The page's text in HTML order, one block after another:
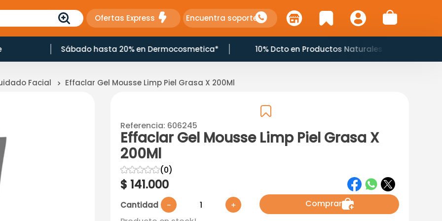
Ofertas Express Encuentra soporte
Sábado hasta 20% en Dermocosmetica* 10% Dcto en Productos Naturales
Facial Effaclar Gel Mousse Limp Piel Grasa X 200Ml
Referencia: 606245
Effaclar Gel Mousse Limp Piel Grasa X
200Ml
☆☆☆☆☆(0)
$ 141.000
Cantidad ＋
－
Comprar